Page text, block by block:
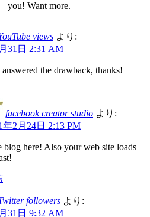
you! Want more.
views より:
31日 2:31 AM
the drawback, thanks!
facebook creator studio より:
年2月24日 2:13 PM
blog here! Also your web site loads
followers より:
31日 9:32 AM